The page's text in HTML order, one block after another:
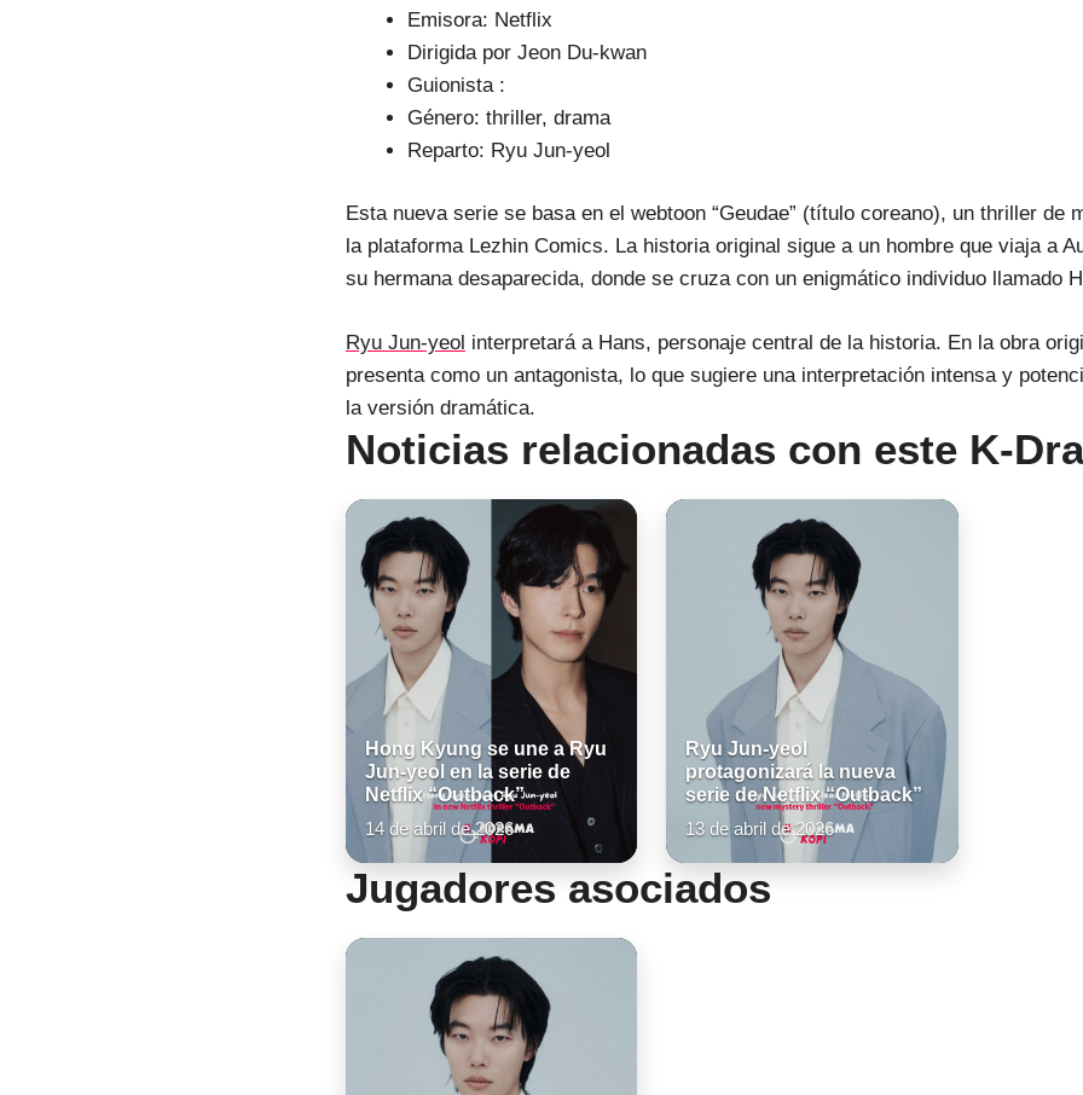
Emisora: Netflix
Dirigida por Jeon Du-kwan
Guionista :
Género: thriller, drama
Reparto: Ryu Jun-yeol
Esta nueva serie se basa en el webtoon “Geudae” (título coreano), un thriller de
la plataforma Lezhin Comics. La historia original sigue a un hombre que viaja a
su hermana desaparecida, donde se cruza con un enigmático individuo llamado
Ryu Jun-yeol interpretará a Hans, personaje central de la historia. En la obra
presenta como un antagonista, lo que sugiere una interpretación intensa y
la versión dramática.
Noticias relacionadas con este K-
Hong Kyung se une a Ryu
Jun-yeol en la serie de
Netflix “Outback”
14 de abril de 2026
Ryu Jun-yeol
protagonizará la nueva
serie de Netflix “Outback”
13 de abril de 2026
Jugadores asociados